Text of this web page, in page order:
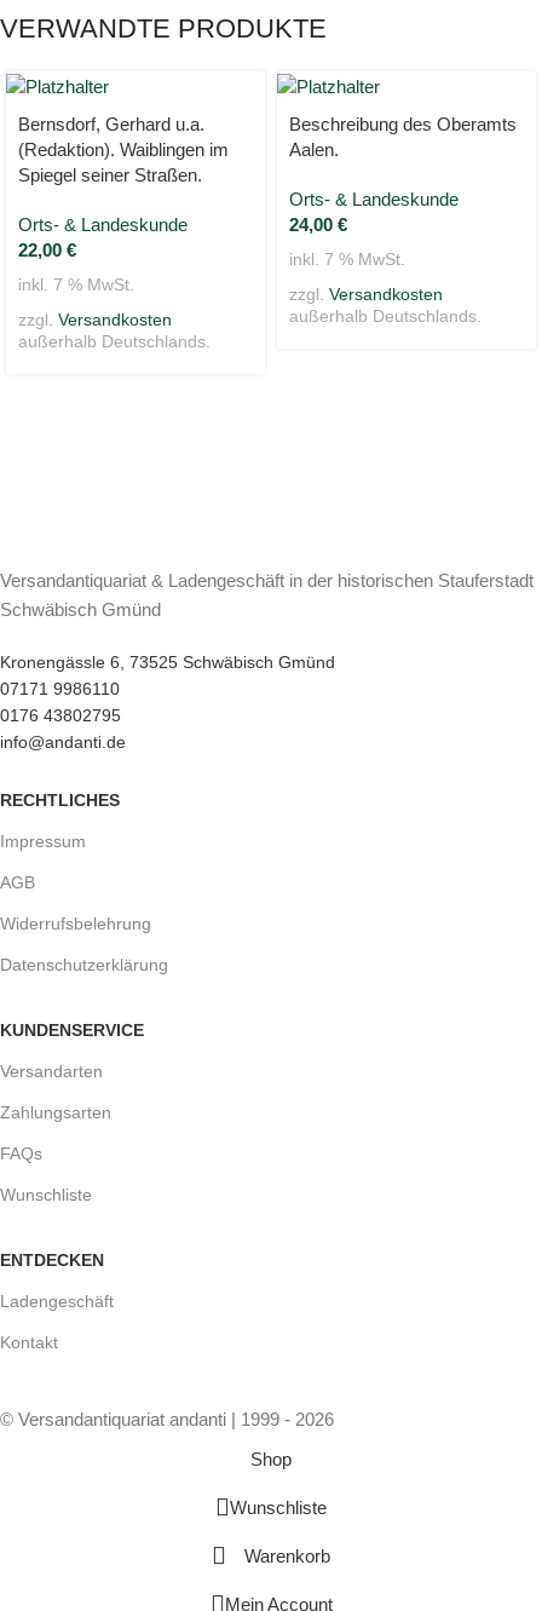
VERWANDTE PRODUKTE
Bernsdorf, Gerhard u.a.
(Redaktion). Waiblingen im
Spiegel seiner Straßen.
Orts- & Landeskunde
22,00 €
inkl. 7 % MwSt.
zzgl. Versandkosten
außerhalb Deutschlands.
Beschreibung des Oberamts
Aalen.
Orts- & Landeskunde
24,00 €
inkl. 7 % MwSt.
zzgl. Versandkosten
außerhalb Deutschlands.
Versandantiquariat & Ladengeschäft in der historischen Stauferstadt
Schwäbisch Gmünd
Kronengässle 6, 73525 Schwäbisch Gmünd
07171 9986110
0176 43802795
info@andanti.de
RECHTLICHES
Impressum
AGB
Widerrufsbelehrung
Datenschutzerklärung
KUNDENSERVICE
Versandarten
Zahlungsarten
FAQs
Wunschliste
ENTDECKEN
Ladengeschäft
Kontakt
© Versandantiquariat andanti | 1999 - 2026
Shop
Wunschliste
Warenkorb
Mein Account